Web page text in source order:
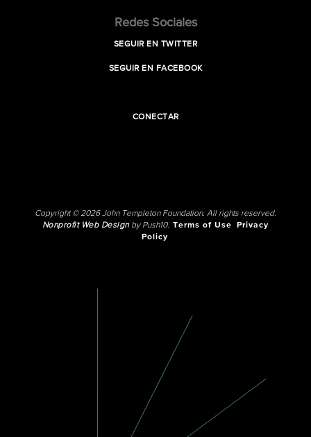
Redes Sociales
SEGUIR EN TWITTER
SEGUIR EN FACEBOOK
CONECTAR
Copyright © 2026 John Templeton Foundation. All rights reserved.
Nonprofit Web Designby Push10. Terms of Use
Privacy
Policy